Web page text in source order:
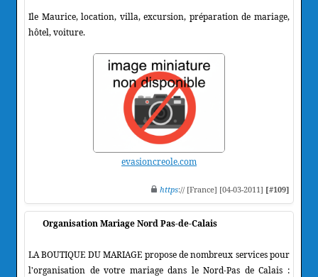
Ile Maurice, location, villa, excursion, préparation de mariage,
hôtel, voiture.
evasioncreole.com
https:// [France] [04-03-2011] [#109]
Organisation Mariage Nord Pas-de-Calais
LA BOUTIQUE DU MARIAGE propose de nombreux services pour
l'organisation de votre mariage dans le Nord-Pas de Calais :